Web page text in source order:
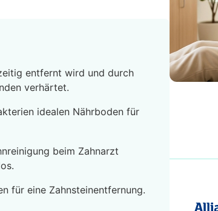
entfernt wird und durch
verhärtet.
idealen Nährboden für
beim Zahnarzt
für eine Zahnsteinentfernung.